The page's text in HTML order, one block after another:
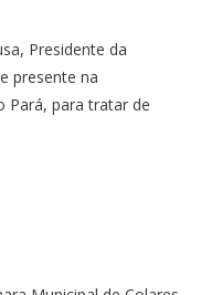
Presidente da
presente na
Pará, para tratar de